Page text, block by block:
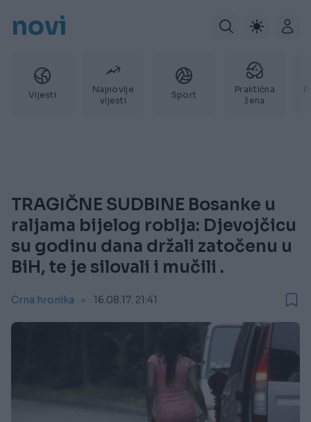
novi
Vijesti
Najnovije
vijesti
Sport
Praktična
žena
TRAGIČNE SUDBINE Bosanke u
raljama bijelog roblja: Djevojčicu
su godinu dana držali zatočenu u
BiH, te je silovali i mučili .
Crna hronika 16.08.17. 21:41